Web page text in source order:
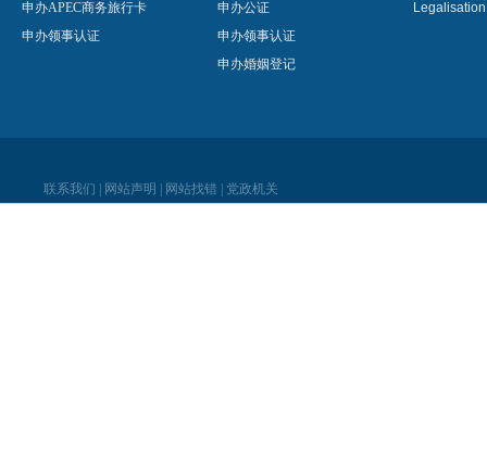
申办APEC商务旅行卡
申办领事认证
申办公证
申办领事认证
申办婚姻登记
联系我们 网站声明 网站找错 党政机关